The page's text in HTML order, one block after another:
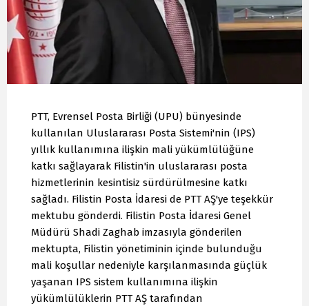
PTT, Evrensel Posta Birliği (UPU) bünyesinde
kullanılan Uluslararası Posta Sistemi'nin (IPS)
yıllık kullanımına ilişkin mali yükümlülüğüne
katkı sağlayarak Filistin'in uluslararası posta
hizmetlerinin kesintisiz sürdürülmesine katkı
sağladı. Filistin Posta İdaresi de PTT AŞ'ye teşekkür
mektubu gönderdi. Filistin Posta İdaresi Genel
Müdürü Shadi Zaghab imzasıyla gönderilen
mektupta, Filistin yönetiminin içinde bulunduğu
mali koşullar nedeniyle karşılanmasında güçlük
yaşanan IPS sistem kullanımına ilişkin
yükümlülüklerin PTT AŞ tarafından